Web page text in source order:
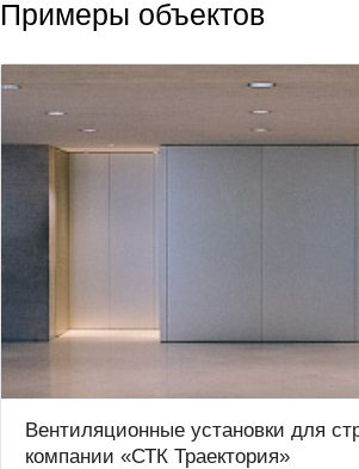
Примеры объектов
Вентиляционные установки для
компании «СТК Траектория»